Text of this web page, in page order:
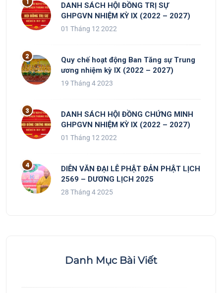
DANH SÁCH HỘI ĐỒNG TRỊ SỰ
GHPGVN NHIỆM KỲ IX (2022 – 2027)
01 Tháng 12 2022
Quy chế hoạt động Ban Tăng sự Trung
ương nhiệm kỳ IX (2022 – 2027)
19 Tháng 4 2023
DANH SÁCH HỘI ĐỒNG CHỨNG MINH
GHPGVN NHIỆM KỲ IX (2022 – 2027)
01 Tháng 12 2022
DIỄN VĂN ĐẠI LỄ PHẬT ĐẢN PHẬT LỊCH
2569 – DƯƠNG LỊCH 2025
28 Tháng 4 2025
Danh Mục Bài Viết